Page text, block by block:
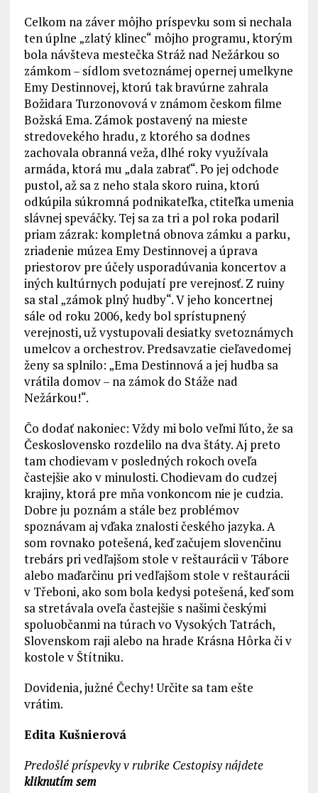
Celkom na záver môjho príspevku som si nechala
ten úplne „zlatý klinec“ môjho programu, ktorým
bola návšteva mestečka Stráž nad Nežárkou so
zámkom – sídlom svetoznámej opernej umelkyne
Emy Destinnovej, ktorú tak bravúrne zahrala
Božidara Turzonovová v známom českom filme
Božská Ema. Zámok postavený na mieste
stredovekého hradu, z ktorého sa dodnes
zachovala obranná veža, dlhé roky využívala
armáda, ktorá mu „dala zabrať“. Po jej odchode
pustol, až sa z neho stala skoro ruina, ktorú
odkúpila súkromná podnikateľka, ctiteľka umenia
slávnej speváčky. Tej sa za tri a pol roka podaril
priam zázrak: kompletná obnova zámku a parku,
zriadenie múzea Emy Destinnovej a úprava
priestorov pre účely usporadúvania koncertov a
iných kultúrnych podujatí pre verejnosť. Z ruiny
sa stal „zámok plný hudby“. V jeho koncertnej
sále od roku 2006, kedy bol sprístupnený
verejnosti, už vystupovali desiatky svetoznámych
umelcov a orchestrov. Predsavzatie cieľavedomej
ženy sa splnilo: „Ema Destinnová a jej hudba sa
vrátila domov – na zámok do Stáže nad
Nežárkou!“.
Čo dodať nakoniec: Vždy mi bolo veľmi ľúto, že sa
Československo rozdelilo na dva štáty. Aj preto
tam chodievam v posledných rokoch oveľa
častejšie ako v minulosti. Chodievam do cudzej
krajiny, ktorá pre mňa vonkoncom nie je cudzia.
Dobre ju poznám a stále bez problémov
spoznávam aj vďaka znalosti českého jazyka. A
som rovnako potešená, keď začujem slovenčinu
trebárs pri vedľajšom stole v reštaurácii v Tábore
alebo maďarčinu pri vedľajšom stole v reštaurácii
v Třeboni, ako som bola kedysi potešená, keď som
sa stretávala oveľa častejšie s našimi českými
spoluobčanmi na túrach vo Vysokých Tatrách,
Slovenskom raji alebo na hrade Krásna Hôrka či v
kostole v Štítniku.
Dovidenia, južné Čechy! Určite sa tam ešte
vrátim.
Edita Kušnierová
Predošlé príspevky v rubrike Cestopisy nájdete
kliknutím sem